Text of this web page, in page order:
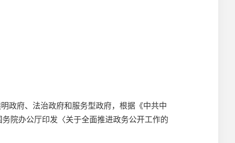
政府、法治政府和服务型政府，根据《中共中
院办公厅印发〈关于全面推进政务公开工作的